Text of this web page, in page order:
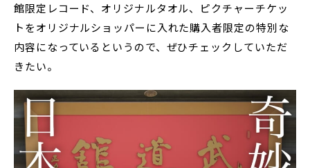
館限定レコード、オリジナルタオル、ピクチャーチケッ
トをオリジナルショッパーに入れた購入者限定の特別な
内容になっているというので、ぜひチェックしていただ
きたい。